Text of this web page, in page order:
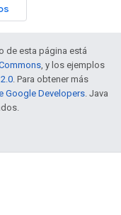
de esta página está
, y los ejemplos
. Para obtener más
Google Developers. Java